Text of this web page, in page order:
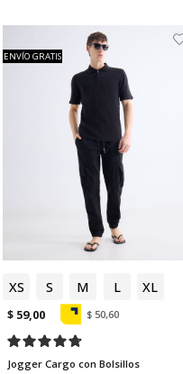
XS S M L XL
ENVÍO GRATIS
$ 59,00 $ 50,60
Jogger Cargo con Bolsillos